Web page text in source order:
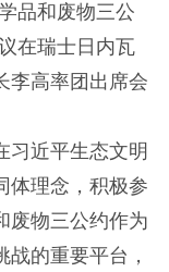
品和废物三公
在瑞士日内瓦
李高率团出席会
近平生态文明
体理念，积极参
废物三公约作为
的重要平台，